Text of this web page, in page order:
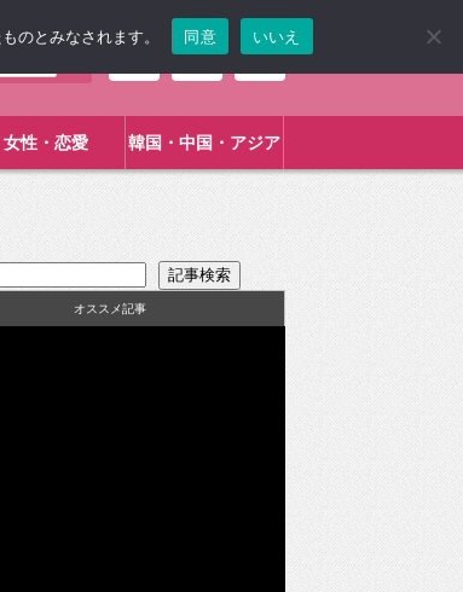
女性・恋愛 韓国・中国・アジア
オススメ記事
のとみなされます。 同意 いいえ